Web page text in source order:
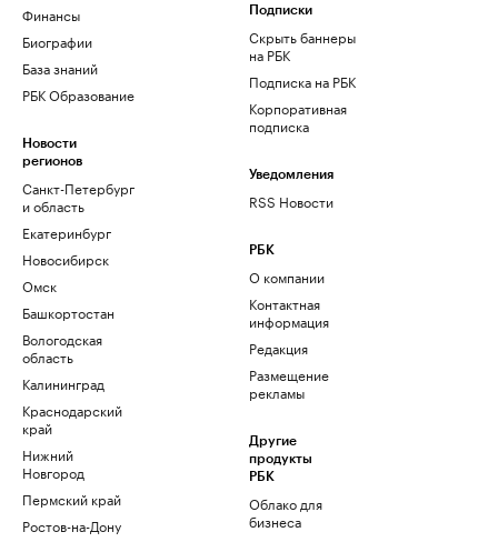
Финансы
Биографии
База знаний
РБК Образование
Новости
регионов
Санкт-Петербург
и область
Екатеринбург
Новосибирск
Омск
Башкортостан
Вологодская
область
Калининград
Краснодарский
край
Нижний
Новгород
Пермский край
Ростов-на-Дону
Подписки
Скрыть баннеры
на РБК
Подписка на РБК
Корпоративная
подписка
Уведомления
RSS Новости
РБК
О компании
Контактная
информация
Редакция
Размещение
рекламы
Другие
продукты
РБК
Облако для
бизнеса